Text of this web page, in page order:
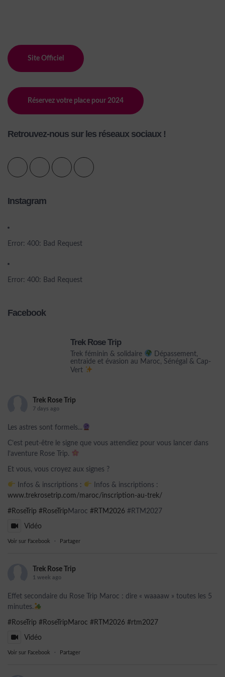
Site Officiel
Réservez votre place pour 2024
Retrouvez-nous sur les réseaux sociaux !
Instagram
Error: 400: Bad Request
Error: 400: Bad Request
Facebook
Trek Rose Trip
Trek féminin & solidaire
Dépassement,
entraide et évasion au Maroc, Sénégal & Cap-
Vert
Trek Rose Trip
7 days ago
Les astres sont formels...
C’est peut-être le signe que vous attendiez pour vous lancer dans
l’aventure Rose Trip.
Et vous, vous croyez aux signes ?
Infos & inscriptions :
Infos & inscriptions :
www.trekrosetrip.com/maroc/inscription-au-trek/
#RoseTrip #RoseTrip Maroc #RTM2026 #RTM2027
Vidéo
Voir sur Facebook · Partager
Trek Rose Trip
1 week ago
Effet secondaire du Rose Trip Maroc : dire « waaaaw » toutes les 5
minutes.
#RoseTrip #RoseTripMaroc #RTM2026 #rtm2027
Vidéo
Voir sur Facebook · Partager